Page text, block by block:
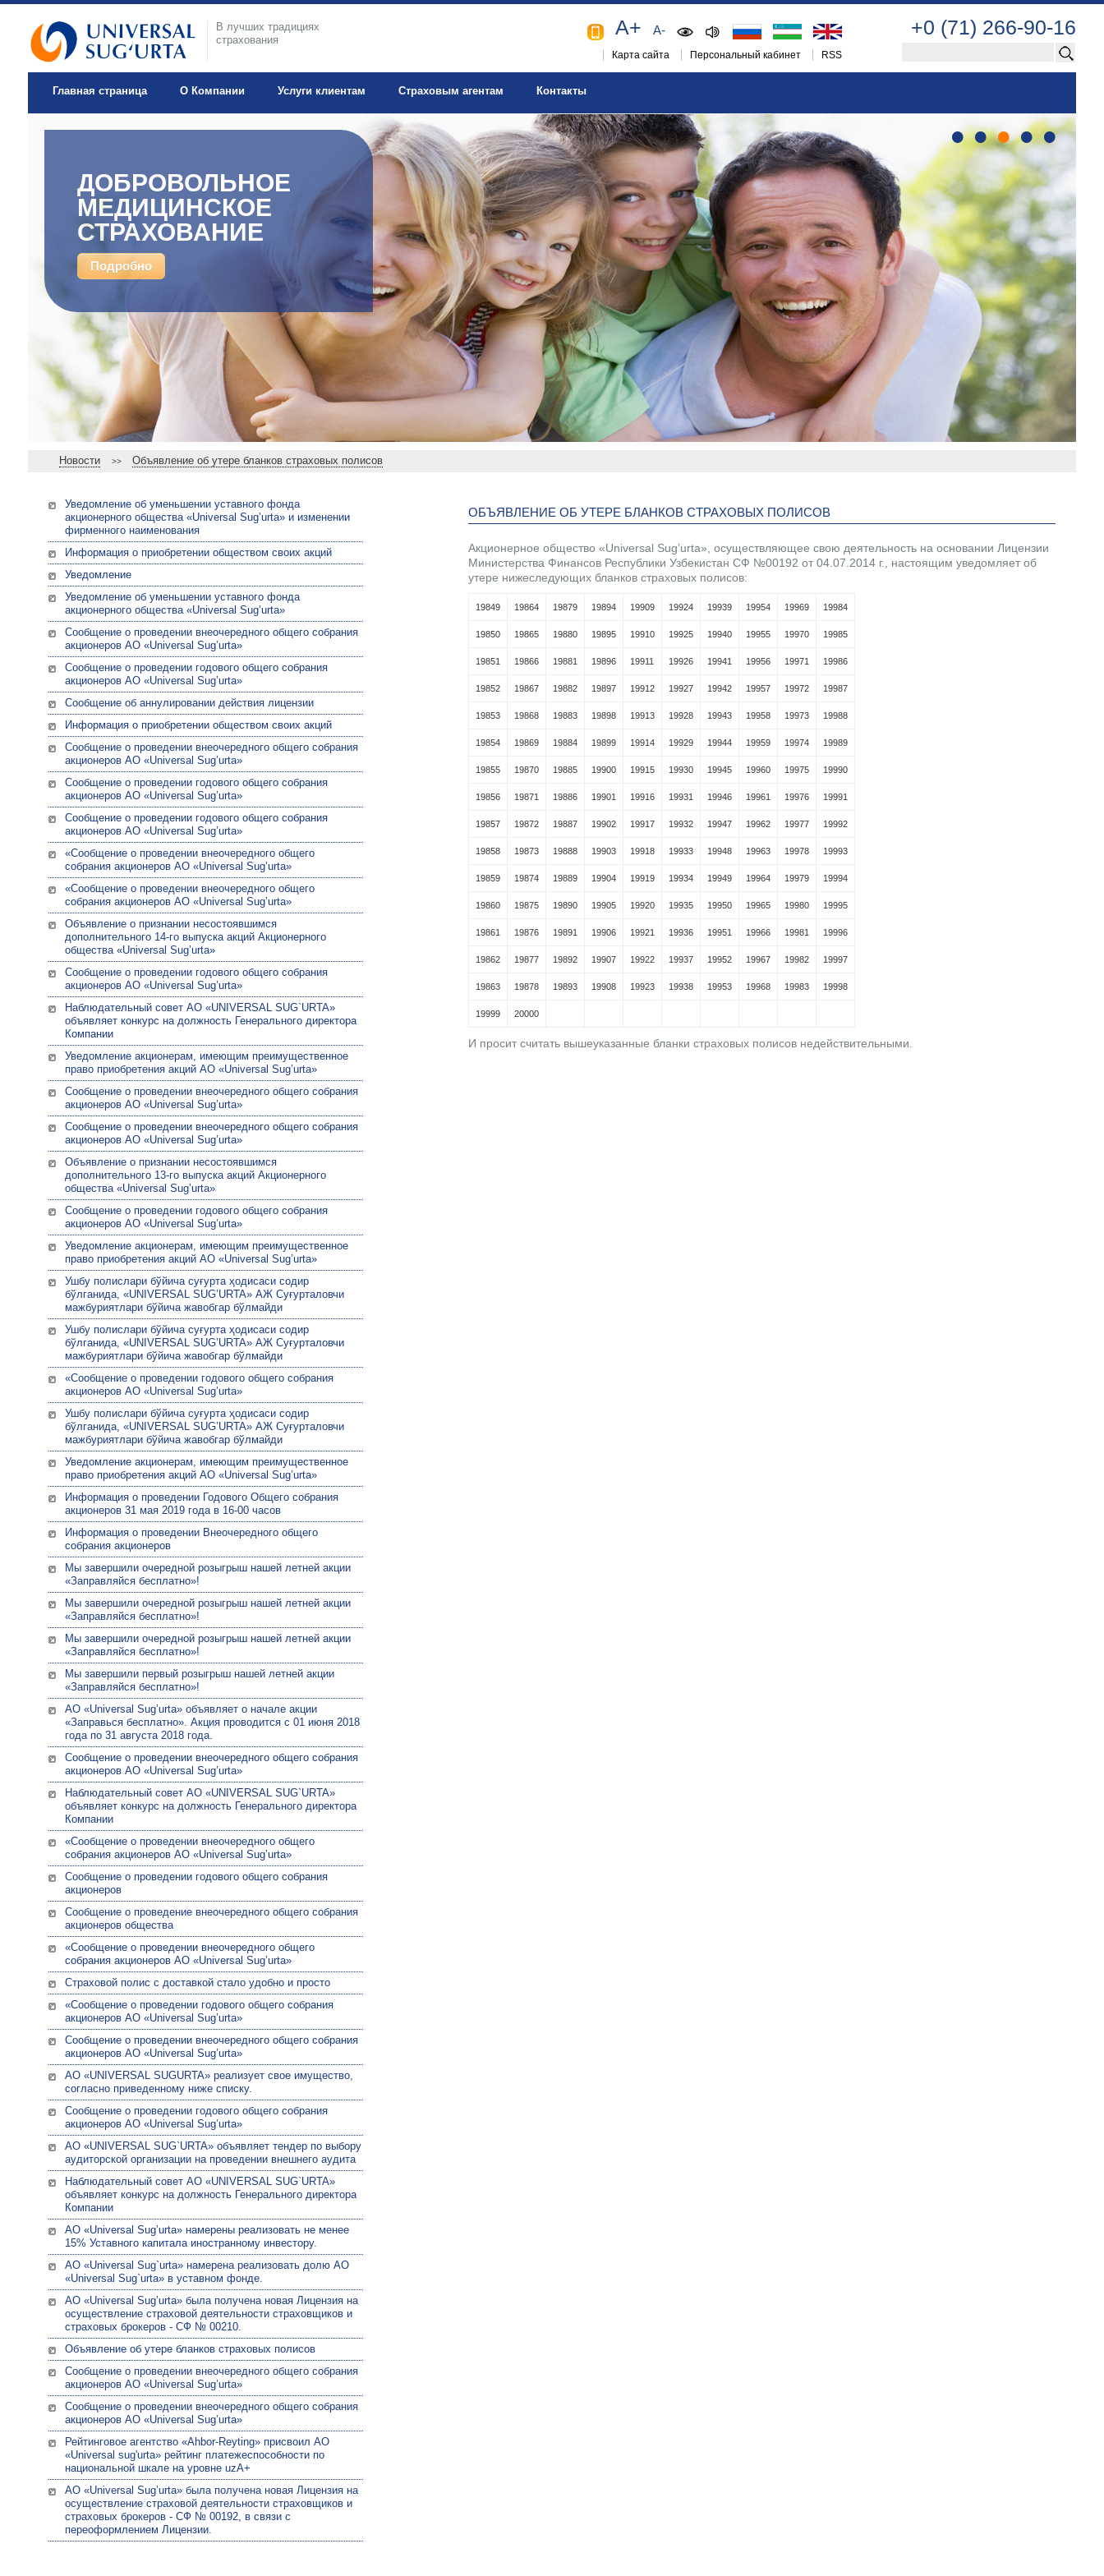
В лучших традициях
страхования
+0 (71) 266-90-16
A+ A-
Карта сайта Персональный кабинет RSS
Главная страница О Компании Услуги клиентам Страховым агентам Контакты
ДОБРОВОЛЬНОЕ
МЕДИЦИНСКОЕ
СТРАХОВАНИЕ
Подробно
•••••
Новости >> Объявление об утере бланков страховых полисов
Уведомление об уменьшении уставного фонда
акционерного общества «Universal Sug’urta» и изменении
фирменного наименования
Информация о приобретении обществом своих акций
Уведомление
Уведомление об уменьшении уставного фонда
акционерного общества «Universal Sug’urta»
Сообщение о проведении внеочередного общего собрания
акционеров АО «Universal Sug’urta»
Сообщение о проведении годового общего собрания
акционеров АО «Universal Sug’urta»
Сообщение об аннулировании действия лицензии
Информация о приобретении обществом своих акций
Сообщение о проведении внеочередного общего собрания
акционеров АО «Universal Sug’urta»
Сообщение о проведении годового общего собрания
акционеров АО «Universal Sug’urta»
Сообщение о проведении годового общего собрания
акционеров АО «Universal Sug’urta»
«Сообщение о проведении внеочередного общего
собрания акционеров АО «Universal Sug’urta»
«Сообщение о проведении внеочередного общего
собрания акционеров АО «Universal Sug’urta»
Объявление о признании несостоявшимся
дополнительного 14-го выпуска акций Акционерного
общества «Universal Sug’urta»
Сообщение о проведении годового общего собрания
акционеров АО «Universal Sug’urta»
Наблюдательный совет АО «UNIVERSAL SUG`URTA»
объявляет конкурс на должность Генерального директора
Компании
Уведомление акционерам, имеющим преимущественное
право приобретения акций АО «Universal Sug’urta»
Сообщение о проведении внеочередного общего собрания
акционеров АО «Universal Sug’urta»
Сообщение о проведении внеочередного общего собрания
акционеров АО «Universal Sug’urta»
Объявление о признании несостоявшимся
дополнительного 13-го выпуска акций Акционерного
общества «Universal Sug’urta»
Сообщение о проведении годового общего собрания
акционеров АО «Universal Sug’urta»
Уведомление акционерам, имеющим преимущественное
право приобретения акций АО «Universal Sug’urta»
Ушбу полислари бўйича суғурта ҳодисаси содир
бўлганида, «UNIVERSAL SUG’URTA» АЖ Суғурталовчи
мажбуриятлари бўйича жавобгар бўлмайди
Ушбу полислари бўйича суғурта ҳодисаси содир
бўлганида, «UNIVERSAL SUG’URTA» АЖ Суғурталовчи
мажбуриятлари бўйича жавобгар бўлмайди
«Сообщение о проведении годового общего собрания
акционеров АО «Universal Sug’urta»
Ушбу полислари бўйича суғурта ҳодисаси содир
бўлганида, «UNIVERSAL SUG’URTA» АЖ Суғурталовчи
мажбуриятлари бўйича жавобгар бўлмайди
Уведомление акционерам, имеющим преимущественное
право приобретения акций АО «Universal Sug’urta»
Информация о проведении Годового Общего собрания
акционеров 31 мая 2019 года в 16-00 часов
Информация о проведении Внеочередного общего
собрания акционеров
Мы завершили очередной розыгрыш нашей летней акции
«Заправляйся бесплатно»!
Мы завершили очередной розыгрыш нашей летней акции
«Заправляйся бесплатно»!
Мы завершили очередной розыгрыш нашей летней акции
«Заправляйся бесплатно»!
Мы завершили первый розыгрыш нашей летней акции
«Заправляйся бесплатно»!
АО «Universal Sug’urta» объявляет о начале акции
«Заправься бесплатно». Акция проводится с 01 июня 2018
года по 31 августа 2018 года.
Сообщение о проведении внеочередного общего собрания
акционеров АО «Universal Sug’urta»
Наблюдательный совет АО «UNIVERSAL SUG`URTA»
объявляет конкурс на должность Генерального директора
Компании
«Сообщение о проведении внеочередного общего
собрания акционеров АО «Universal Sug’urta»
Сообщение о проведении годового общего собрания
акционеров
Сообщение о проведение внеочередного общего собрания
акционеров общества
«Сообщение о проведении внеочередного общего
собрания акционеров АО «Universal Sug’urta»
Страховой полис с доставкой стало удобно и просто
«Сообщение о проведении годового общего собрания
акционеров АО «Universal Sug’urta»
Сообщение о проведении внеочередного общего собрания
акционеров АО «Universal Sug’urta»
АО «UNIVERSAL SUGURTA» реализует свое имущество,
согласно приведенному ниже списку.
Сообщение о проведении годового общего собрания
акционеров АО «Universal Sug’urta»
АО «UNIVERSAL SUG`URTA» объявляет тендер по выбору
аудиторской организации на проведении внешнего аудита
Наблюдательный совет АО «UNIVERSAL SUG`URTA»
объявляет конкурс на должность Генерального директора
Компании
АО «Universal Sug’urta» намерены реализовать не менее
15% Уставного капитала иностранному инвестору.
АО «Universal Sug`urta» намерена реализовать долю АО
«Universal Sug`urta» в уставном фонде.
АО «Univеrsal Sug’urta» была получена новая Лицензия на
осуществление страховой деятельности страховщиков и
страховых брокеров - СФ № 00210.
Объявление об утере бланков страховых полисов
Сообщение о проведении внеочередного общего собрания
акционеров АО «Universal Sug’urta»
Сообщение о проведении внеочередного общего собрания
акционеров АО «Universal Sug’urta»
Рейтинговое агентство «Ahbor-Reyting» присвоил АО
«Universal sug'urta» рейтинг платежеспособности по
национальной шкале на уровне uzA+
АО «Univеrsal Sug’urta» была получена новая Лицензия на
осуществление страховой деятельности страховщиков и
страховых брокеров - СФ № 00192, в связи с
переоформлением Лицензии.
ОБЪЯВЛЕНИЕ ОБ УТЕРЕ БЛАНКОВ СТРАХОВЫХ ПОЛИСОВ
Акционерное общество «Universal Sug’urta», осуществляющее свою деятельность на основании Лицензии
Министерства Финансов Республики Узбекистан СФ №00192 от 04.07.2014 г., настоящим уведомляет об
утере нижеследующих бланков страховых полисов:
19849 19864 19879 19894 19909 19924 19939 19954 19969 19984
19850 19865 19880 19895 19910 19925 19940 19955 19970 19985
19851 19866 19881 19896 19911 19926 19941 19956 19971 19986
19852 19867 19882 19897 19912 19927 19942 19957 19972 19987
19853 19868 19883 19898 19913 19928 19943 19958 19973 19988
19854 19869 19884 19899 19914 19929 19944 19959 19974 19989
19855 19870 19885 19900 19915 19930 19945 19960 19975 19990
19856 19871 19886 19901 19916 19931 19946 19961 19976 19991
19857 19872 19887 19902 19917 19932 19947 19962 19977 19992
19858 19873 19888 19903 19918 19933 19948 19963 19978 19993
19859 19874 19889 19904 19919 19934 19949 19964 19979 19994
19860 19875 19890 19905 19920 19935 19950 19965 19980 19995
19861 19876 19891 19906 19921 19936 19951 19966 19981 19996
19862 19877 19892 19907 19922 19937 19952 19967 19982 19997
19863 19878 19893 19908 19923 19938 19953 19968 19983 19998
19999 20000
И просит считать вышеуказанные бланки страховых полисов недействительными.